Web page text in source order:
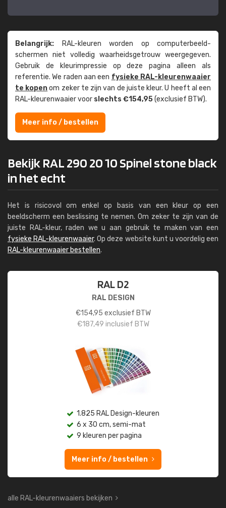
Belangrijk: RAL-kleuren worden op computer­beeld­
schermen niet volledig waarheids­­getrouw weer­gegeven.
Gebruik de kleur­impressie op deze pagina alleen als
referentie. We raden aan een fysieke RAL-kleuren­waaier
te kopenom zeker te zijn van de juiste kleur. U heeft al een
RAL-kleuren­waaier voor slechts €154,95(exclusief BTW).
Meer info / bestellen
Bekijk RAL 290 20 10 Spinel stone black
in het echt
Het is risicovol om enkel op basis van een kleur op een
beeldscherm een beslissing te nemen. Om zeker te zijn van de
juiste RAL-kleur, raden we u aan gebruik te maken van een
fysieke RAL-kleurenwaaier. Op deze website kunt u voordelig een
RAL-kleurenwaaier bestellen.
RAL D2
RAL DESIGN
€154,95 exclusief BTW
€187,49 inclusief BTW
1.825 RAL Design-kleuren
6 x 30 cm, semi-mat
9 kleuren per pagina
Meer info / bestellen
alle RAL-kleurenwaaiers bekijken